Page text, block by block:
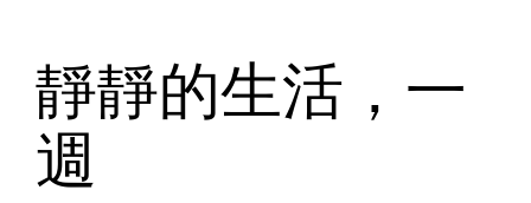
靜靜的生活，一
週